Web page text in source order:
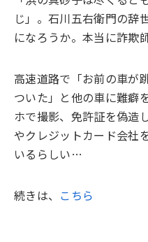
じ」。石川五右衛門の辞
になろうか。本当に詐欺
高速道路で「お前の車が
ついた」と他の車に難癖
ホで撮影、免許証を偽造
やクレジットカード会社
いるらしい…
続きは、 こちら